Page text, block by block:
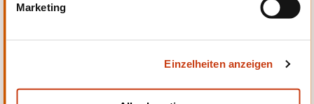
Marketing
Einzelheiten anzeigen